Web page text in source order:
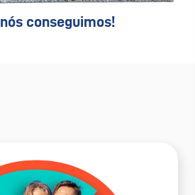
nós conseguimos!